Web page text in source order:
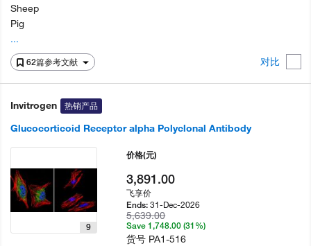
62篇参考文献 对比
Sheep
Pig
...
Invitrogen 热销产品
Glucocorticoid Receptor alpha Polyclonal Antibody
9
价格(元)
3,891.00
飞享价
Ends:31-Dec-2026
5,639.00
Save 1,748.00 (31%)
货号 PA1-516